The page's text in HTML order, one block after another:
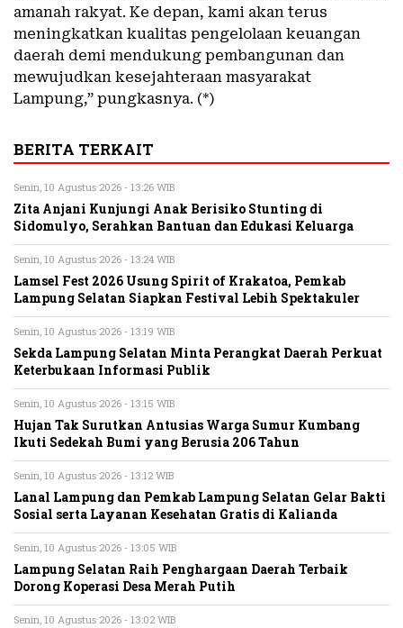
amanah rakyat. Ke depan, kami akan terus
meningkatkan kualitas pengelolaan keuangan
daerah demi mendukung pembangunan dan
mewujudkan kesejahteraan masyarakat
Lampung,” pungkasnya. (*)
BERITA TERKAIT
Senin, 10 Agustus 2026 - 13:26 WIB
Zita Anjani Kunjungi Anak Berisiko Stunting di
Sidomulyo, Serahkan Bantuan dan Edukasi Keluarga
Senin, 10 Agustus 2026 - 13:24 WIB
Lamsel Fest 2026 Usung Spirit of Krakatoa, Pemkab
Lampung Selatan Siapkan Festival Lebih Spektakuler
Senin, 10 Agustus 2026 - 13:19 WIB
Sekda Lampung Selatan Minta Perangkat Daerah Perkuat
Keterbukaan Informasi Publik
Senin, 10 Agustus 2026 - 13:15 WIB
Hujan Tak Surutkan Antusias Warga Sumur Kumbang
Ikuti Sedekah Bumi yang Berusia 206 Tahun
Senin, 10 Agustus 2026 - 13:12 WIB
Lanal Lampung dan Pemkab Lampung Selatan Gelar Bakti
Sosial serta Layanan Kesehatan Gratis di Kalianda
Senin, 10 Agustus 2026 - 13:05 WIB
Lampung Selatan Raih Penghargaan Daerah Terbaik
Dorong Koperasi Desa Merah Putih
Senin, 10 Agustus 2026 - 13:02 WIB